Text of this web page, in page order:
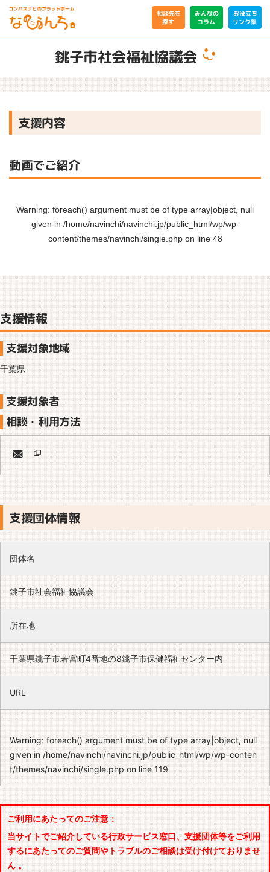
相談先を
探す
みんなの
コラム
お役立ち
リンク集
銚子市社会福祉協議会
支援内容
動画でご紹介
Warning: foreach() argument must be of type array|object, null
given in /home/navinchi/navinchi.jp/public_html/wp/wp-
content/themes/navinchi/single.phpon line 48
支援情報
支援対象地域
千葉県
支援対象者
相談・利用方法
支援団体情報
団体名
銚子市社会福祉協議会
所在地
千葉県銚子市若宮町4番地の8銚子市保健福祉センター内
URL
Warning: foreach() argument must be of type array|object, null
given in/home/navinchi/navinchi.jp/public_html/wp/wp-conten
t/themes/navinchi/single.php on line119
ご利用にあたってのご注意：
当サイトでご紹介している行政サービス窓口、支援団体等をご利用
するにあたってのご質問やトラブルのご相談は受け付けておりませ
ん 。